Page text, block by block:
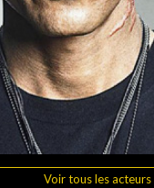
Voir tous les acteurs